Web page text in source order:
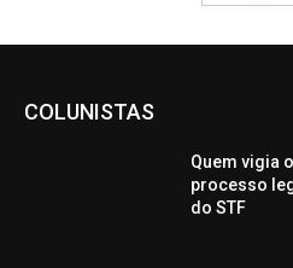
COLUNISTAS
Quem vigia
processo
do STF